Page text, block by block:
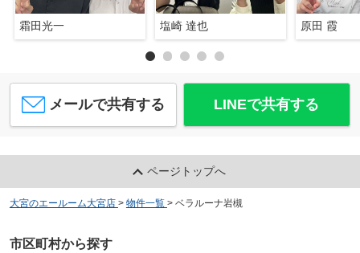
霜田光一 塩崎 達也 原田 霞
メールで共有する LINEで共有する
ページトップへ
大宮のエールーム大宮店 > 物件一覧 > ベラルーナ岩槻
市区町村から探す